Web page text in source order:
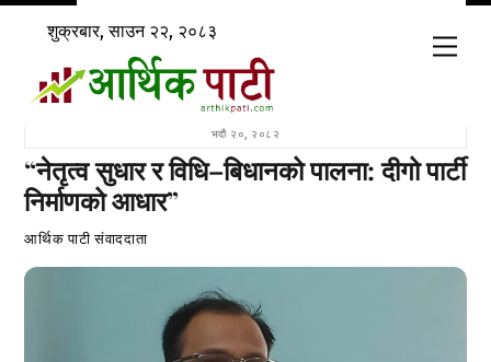
Skip
content
शुक्रबार, साउन २२, २०८३
भदौ २०, २०८२
“नेतृत्व सुधार र विधि–बिधानको पालना: दीगो पार्टी
निर्माणको आधार”
आर्थिक पाटी संवाददाता